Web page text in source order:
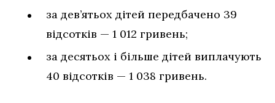
за дев’ятьох дітей передбачено 39
відсотків — 1 012 гривень;
за десятьох і більше дітей виплачують
40 відсотків — 1 038 гривень.